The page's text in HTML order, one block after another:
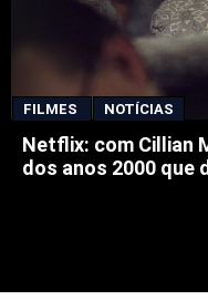
FILMES NOTÍCIAS
Netflix: com Cillian
dos anos 2000 que